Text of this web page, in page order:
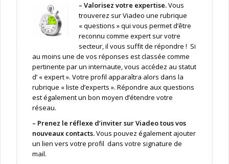
– Valorisez votre expertise.Vous
trouverez sur Viadeo une rubrique
« questions » qui vous permet d’être
reconnu comme expert sur votre
secteur, il vous suffit de répondre ! Si
au moins une de vos réponses est classée comme
pertinente par un internaute, vous accédez au statut
d’ « expert ». Votre profil apparaîtra alors dans la
rubrique « liste d’experts ». Répondre aux questions
est également un bon moyen d’étendre votre
réseau.
– Prenez le réflexe d’inviter sur Viadeo tous vos
nouveaux contacts.Vous pouvez également ajouter
un lien vers votre profil dans votre signature de
mail.